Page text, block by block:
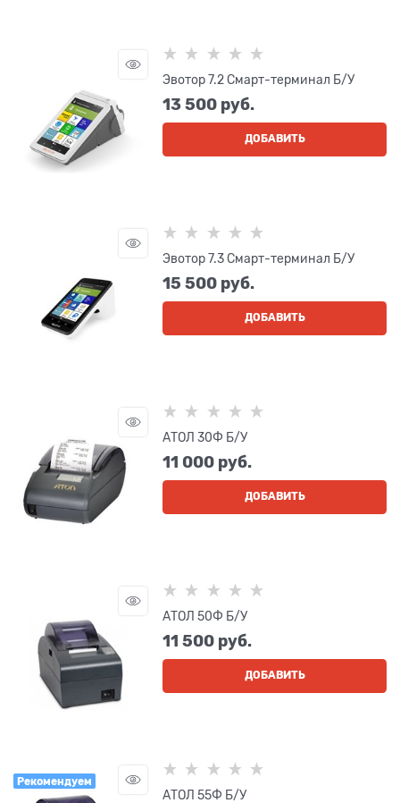
Эвотор 7.2 Смарт-терминал Б/У
13 500 руб.
ДОБАВИТЬ
Эвотор 7.3 Смарт-терминал Б/У
15 500 руб.
ДОБАВИТЬ
АТОЛ 30Ф Б/У
11 000 руб.
ДОБАВИТЬ
АТОЛ 50Ф Б/У
11 500 руб.
ДОБАВИТЬ
Рекомендуем
АТОЛ 55Ф Б/У